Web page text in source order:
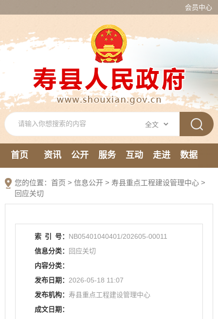
会员中心
首页 资讯 公开 服务 互动 走进
数据
您的位置： 首页 > 信息公开 > 寿县重点工程建设管理中心 >
回应关切
索 引 号： NB05401040401/202605-00011
信息分类：
回应关切
内容分类：
发布日期： 2026-05-18 11:07
发布机构： 寿县重点工程建设管理中心
成文日期：